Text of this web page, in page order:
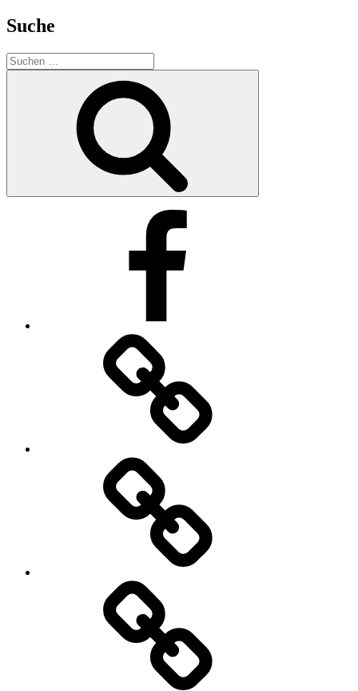
Suche
Suche
nach:
Datenschutzerklärung